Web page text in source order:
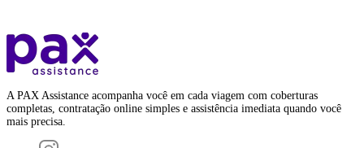
A PAX Assistance acompanha você em cada viagem com coberturas
completas, contratação online simples e assistência imediata quando você
mais precisa.